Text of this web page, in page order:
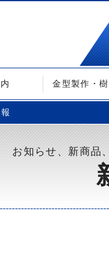
金型製作・
お知らせ、新商品